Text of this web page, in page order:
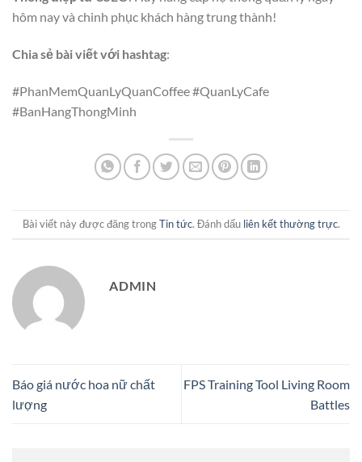
hôm nay và chinh phục khách hàng trung thành!
Chia sẻ bài viết với hashtag:
#PhanMemQuanLyQuanCoffee #QuanLyCafe
#BanHangThongMinh
Bài viết này được đăng trongTin tức. Đánh dấu liên kết thường trực.
ADMIN
Báo giá nước hoa nữ chất
lượng
FPS Training Tool Living Room
Battles